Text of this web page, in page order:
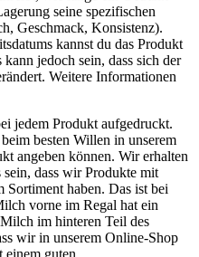
seine spezifischen
Geschmack, Konsistenz).
kannst du das Produkt
jedoch sein, dass sich der
Weitere Informationen
jedem Produkt aufgedruckt.
besten Willen in unserem
angeben können. Wir erhalten
dass wir Produkte mit
haben. Das ist bei
vorne im Regal hat ein
im hinteren Teil des
wir in unserem Online-Shop